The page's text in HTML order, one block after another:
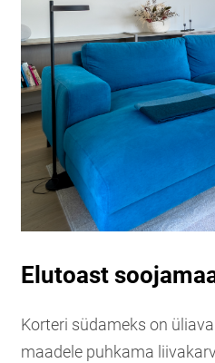
Elutoast
Korteri südameks on
maadele puhkama